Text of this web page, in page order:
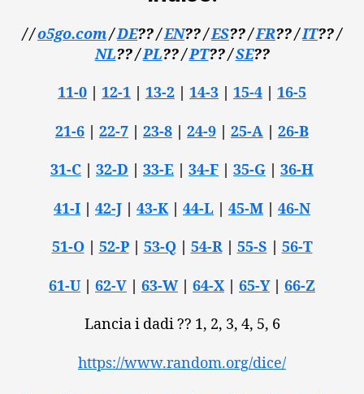
/ /o5go.com/DE??/EN??/ES??/FR??/IT??/
NL??/PL?? /PT??/SE??
11-0 12-1 13-2 14-3 15-4 16-5
21-6 | 22-7 | 23-8 | 24-9 | 25-A | 26-B
31-C 32-D 33-E 34-F 35-G 36-H
41-I | 42-J | 43-K| 44-L | 45-M | 46-N
51-O| 52-P| 53-Q| 54-R| 55-S 56-T
61-U| 62-V | 63-W| 64-X | 65-Y| 66-Z
Lancia i dadi ?? 1, 2, 3, 4, 5, 6
https://www.random.org/dice/